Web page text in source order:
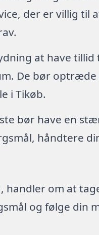
der er villig til
at have tillid
De bør optræde
i Tikøb.
bør have en
håndtere
om at
og følge din